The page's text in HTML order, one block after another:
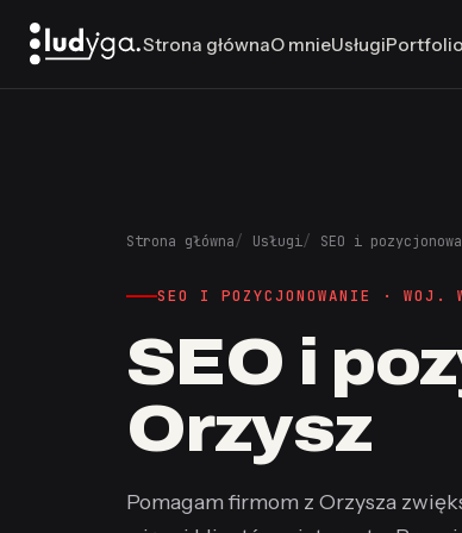
Strona głównaO mnieUsługiPortfolio
Strona główna Usługi SEO i
SEO I POZYCJONOWANIE · WOJ.
SEO i
Orzysz
Pomagam firmom z Orzysza